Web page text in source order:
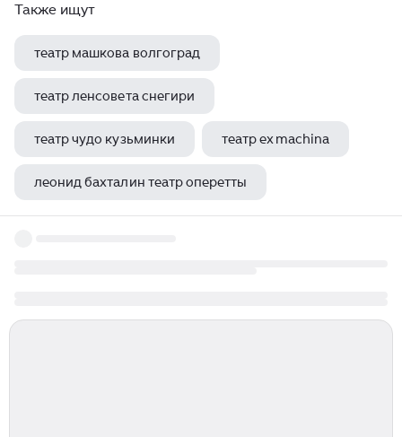
Также ищут
театр машкова волгоград
театр ленсовета снегири
театр чудо кузьминки театр ex machina
леонид бахталин театр оперетты